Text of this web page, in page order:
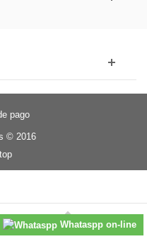
Whataspp on-line
© 2016
Subir